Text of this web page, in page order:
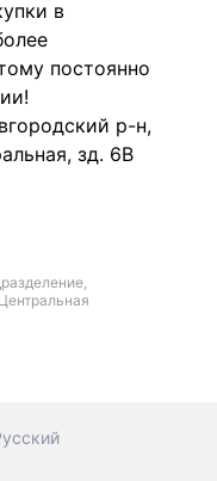
в
постоянно
р-н,
зд. 6В